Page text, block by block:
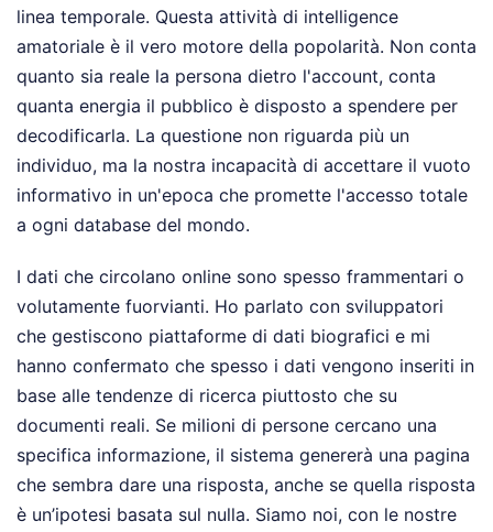
linea temporale. Questa attività di intelligence
amatoriale è il vero motore della popolarità. Non conta
quanto sia reale la persona dietro l'account, conta
quanta energia il pubblico è disposto a spendere per
decodificarla. La questione non riguarda più un
individuo, ma la nostra incapacità di accettare il vuoto
informativo in un'epoca che promette l'accesso totale
a ogni database del mondo.
I dati che circolano online sono spesso frammentari o
volutamente fuorvianti. Ho parlato con sviluppatori
che gestiscono piattaforme di dati biografici e mi
hanno confermato che spesso i dati vengono inseriti in
base alle tendenze di ricerca piuttosto che su
documenti reali. Se milioni di persone cercano una
specifica informazione, il sistema genererà una pagina
che sembra dare una risposta, anche se quella risposta
è un’ipotesi basata sul nulla. Siamo noi, con le nostre